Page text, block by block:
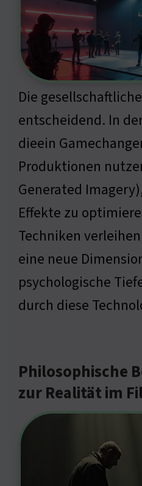
Die
entscheidend. In
dieein
Produktionen
Generated
Effekte zu
Techniken
eine neue
psychologische
durch diese
Philosophische
zur Realität im